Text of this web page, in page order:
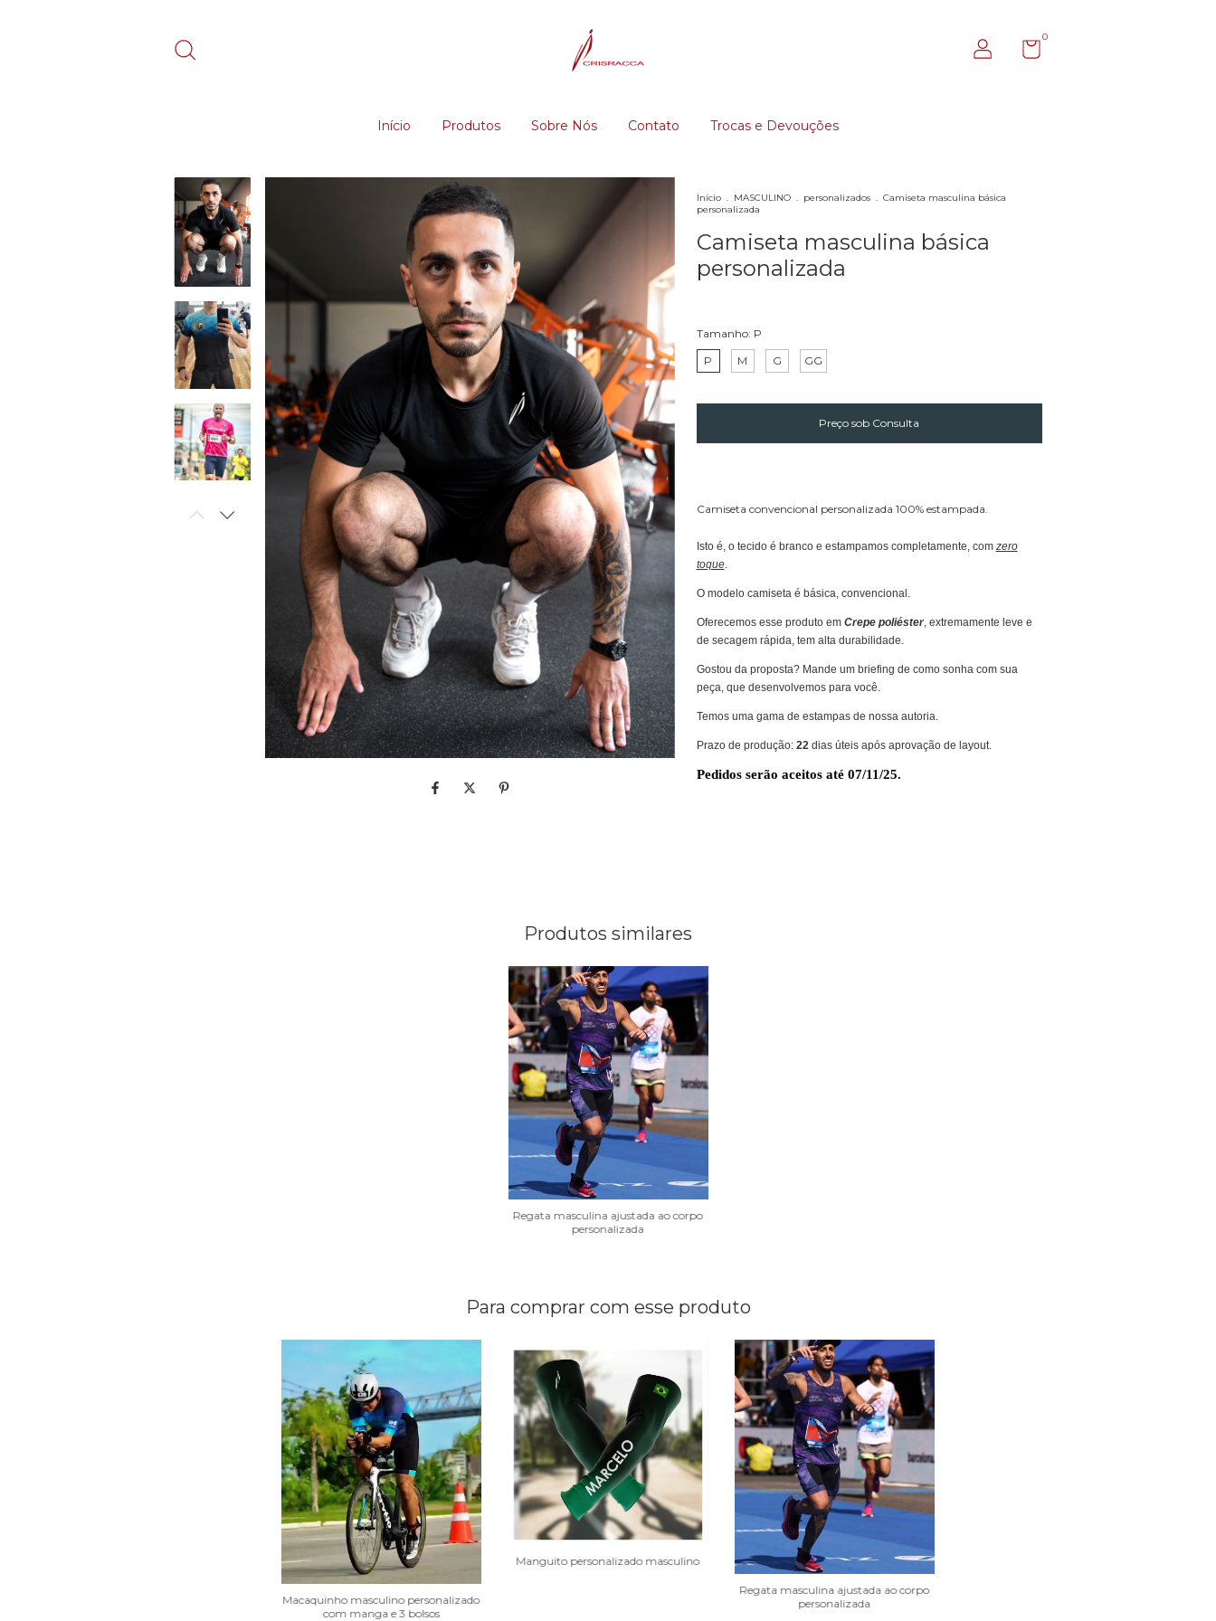
0
Início Produtos Sobre Nós Contato Trocas e Devouções
Início . MASCULINO . personalizados . Camiseta masculina básica
personalizada
Camiseta masculina básica
personalizada
Tamanho: P
P
M G GG
Camiseta convencional personalizada 100% estampada.
Isto é, o tecido é branco e estampamos completamente, com zero
toque.
O modelo camiseta é básica, convencional.
Oferecemos esse produto em Crepe poliéster, extremamente leve e
de secagem rápida, tem alta durabilidade.
Gostou da proposta? Mande um briefing de como sonha com sua
peça, que desenvolvemos para você.
Temos uma gama de estampas de nossa autoria.
Prazo de produção: 22dias úteis após aprovação de layout.
Pedidos serão aceitos até 07/11/25.
Produtos similares
Regata masculina ajustada ao corpo
personalizada
Para comprar com esse produto
Macaquinho masculino personalizado
com manga e 3 bolsos
Manguito personalizado masculino
Regata masculina ajustada ao corpo
personalizada